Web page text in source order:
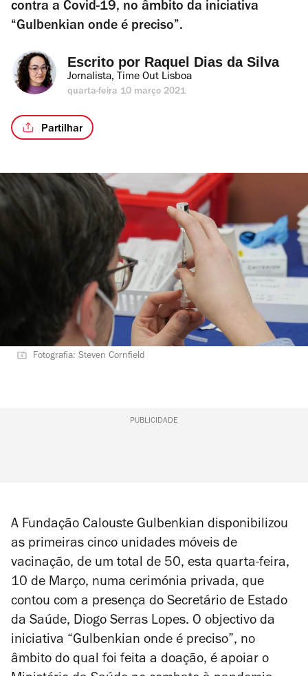
contra a Covid-19, no âmbito da iniciativa
“Gulbenkian onde é preciso”.
Escrito por Raquel Dias da Silva
Jornalista, Time Out Lisboa
quarta-feira 10 março 2021
Partilhar
Fotografia: Steven Cornfield
PUBLICIDADE
A Fundação Calouste Gulbenkian disponibilizou
as primeiras cinco unidades móveis de
vacinação, de um total de 50, esta quarta-feira,
10 de Março, numa cerimónia privada, que
contou com a presença do Secretário de Estado
da Saúde, Diogo Serras Lopes. O objectivo da
iniciativa “Gulbenkian onde é preciso”, no
âmbito do qual foi feita a doação, é apoiar o